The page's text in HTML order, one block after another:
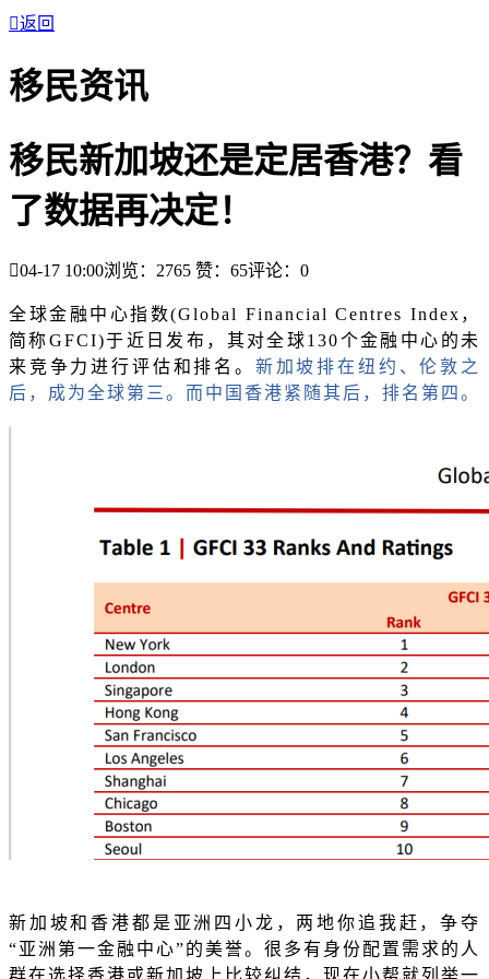
返回
移民资讯
移民新加坡还是定居香港？看
了数据再决定！
04-17 10:00浏览：2765 赞： 65评论： 0
全球金融中心指数(Global Financial Centres Index，
简称GFCI)于近日发布，其对全球130个金融中心的未
来竞争力进行评估和排名。 新加坡排在纽约、伦敦之
后，成为全球第三。而中国香港紧随其后，排名第四。
新加坡和香港都是亚洲四小龙，两地你追我赶，争夺
“亚洲第一金融中心”的美誉。很多有身份配置需求的人